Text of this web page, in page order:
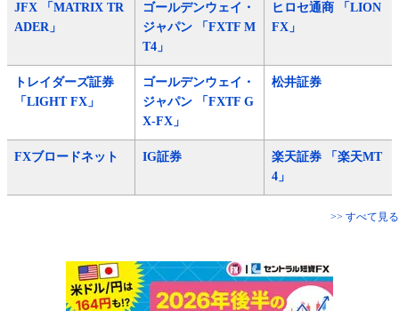
JFX 「MATRIX TR
ADER」
ゴールデンウェイ・
ジャパン 「FXTF M
T4」
ヒロセ通商 「LION
FX」
トレイダーズ証券
「LIGHT FX」
ゴールデンウェイ・
ジャパン 「FXTF G
X-FX」
松井証券
FXブロードネット IG証券
楽天証券 「楽天MT
4」
>> すべて見る